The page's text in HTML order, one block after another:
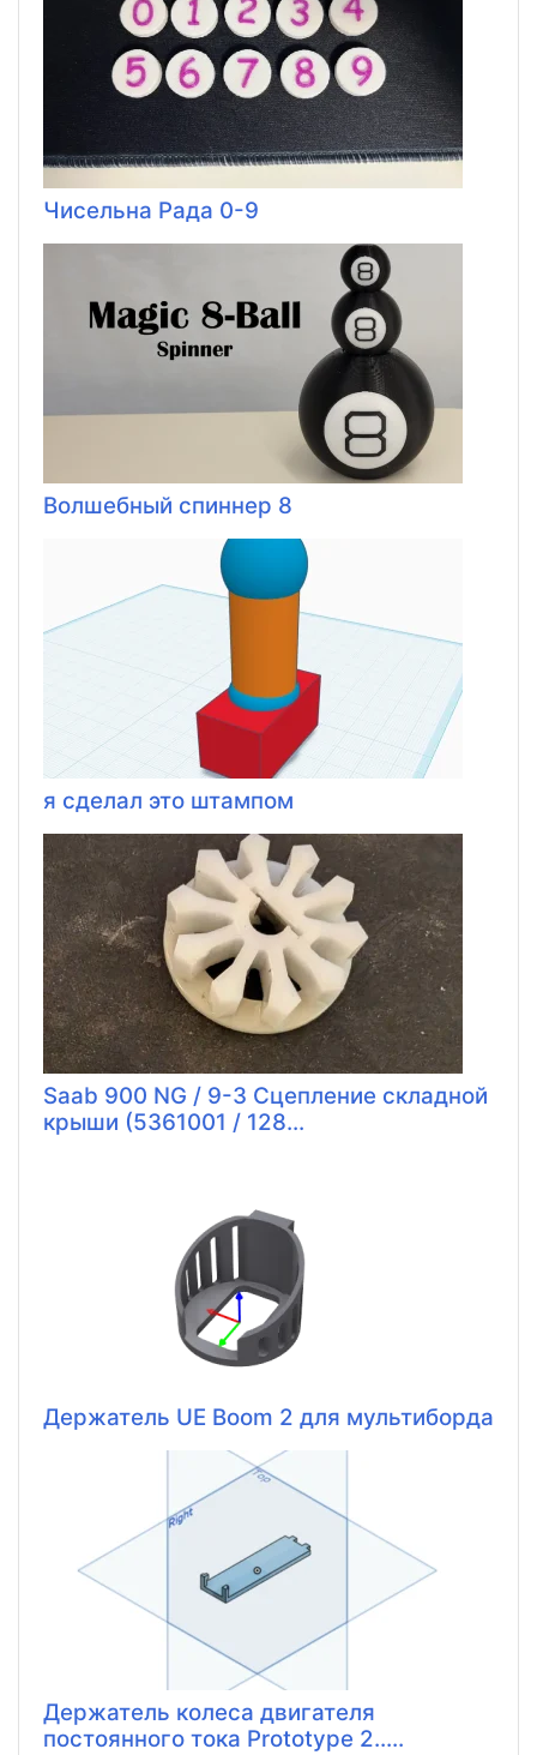
Чисельна Рада 0-9
Волшебный спиннер 8
я сделал это штампом
Saab 900 NG / 9-3 Сцепление складной
крыши (5361001 / 128...
Держатель UE Boom 2 для мультиборда
Держатель колеса двигателя
постоянного тока Prototype 2.....